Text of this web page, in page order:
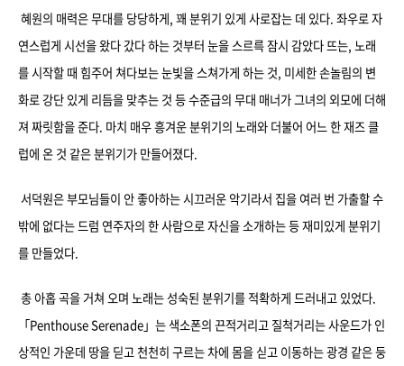
혜원의 매력은 무대를 당당하게, 꽤 분위기 있게 사로잡는 데 있다. 좌우로 자
연스럽게 시선을 왔다 갔다 하는 것부터 눈을 스르륵 잠시 감았다 뜨는, 노래
를 시작할 때 힘주어 쳐다보는 눈빛을 스쳐가게 하는 것, 미세한 손놀림의 변
화로 강단 있게 리듬을 맞추는 것 등 수준급의 무대 매너가 그녀의 외모에 더해
져 짜릿함을 준다. 마치 매우 흥겨운 분위기의 노래와 더불어 어느 한 재즈 클
럽에 온 것 같은 분위기가 만들어졌다.
서덕원은 부모님들이 안 좋아하는 시끄러운 악기라서 집을 여러 번 가출할 수
밖에 없다는 드럼 연주자의 한 사람으로 자신을 소개하는 등 재미있게 분위기
를 만들었다.
총 아홉 곡을 거쳐 오며 노래는 성숙된 분위기를 적확하게 드러내고 있었다.
「Penthouse Serenade」는 색소폰의 끈적거리고 질척거리는 사운드가 인
상적인 가운데 땅을 딛고 천천히 구르는 차에 몸을 싣고 이동하는 광경 같은 둥